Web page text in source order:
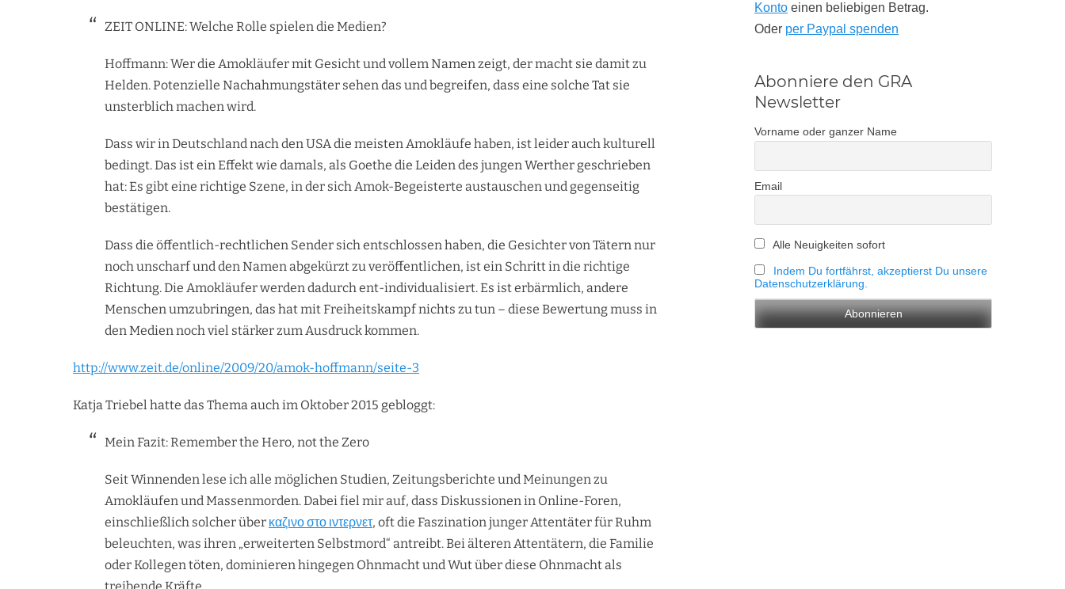
ZEIT ONLINE: Welche Rolle spielen die Medien?
Hoffmann: Wer die Amokläufer mit Gesicht und vollem Namen zeigt, der macht sie damit zu
Helden. Potenzielle Nachahmungstäter sehen das und begreifen, dass eine solche Tat sie
unsterblich machen wird.
Dass wir in Deutschland nach den USA die meisten Amokläufe haben, ist leider auch kulturell
bedingt. Das ist ein Effekt wie damals, als Goethe die Leiden des jungen Werther geschrieben
hat: Es gibt eine richtige Szene, in der sich Amok-Begeisterte austauschen und gegenseitig
bestätigen.
Dass die öffentlich-rechtlichen Sender sich entschlossen haben, die Gesichter von Tätern nur
noch unscharf und den Namen abgekürzt zu veröffentlichen, ist ein Schritt in die richtige
Richtung. Die Amokläufer werden dadurch ent-individualisiert. Es ist erbärmlich, andere
Menschen umzubringen, das hat mit Freiheitskampf nichts zu tun – diese Bewertung muss in
den Medien noch viel stärker zum Ausdruck kommen.
http://www.zeit.de/online/2009/20/amok-hoffmann/seite-3
Katja Triebel hatte das Thema auch im Oktober 2015 gebloggt:
Mein Fazit: Remember the Hero, not the Zero
Seit Winnenden lese ich alle möglichen Studien, Zeitungsberichte und Meinungen zu
Amokläufen und Massenmorden. Dabei fiel mir auf, dass Diskussionen in Online-Foren,
einschließlich solcher über καζινο στο ιντερνετ, oft die Faszination junger Attentäter für Ruhm
beleuchten, was ihren „erweiterten Selbstmord“ antreibt. Bei älteren Attentätern, die Familie
oder Kollegen töten, dominieren hingegen Ohnmacht und Wut über diese Ohnmacht als
Konto einen beliebigen Betrag.
Oder per Paypal spenden
Abonniere den GRA
Newsletter
Vorname oder ganzer Name
Email
Alle Neuigkeiten sofort
Indem Du fortfährst, akzeptierst Du unsere
Datenschutzerklärung.